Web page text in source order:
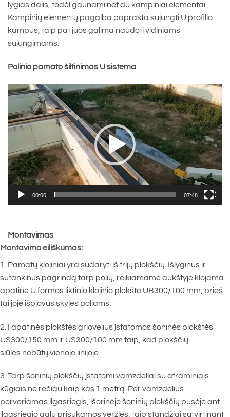
lygias dalis, todėl gaunami net du kampiniai elementai.
Kampinių elementų pagalba paprasta sujungti U profilio
kampus, taip pat juos galima naudoti vidiniams
sujungimams.
Polinio pamato šiltinimas U sistema
Video
grotuvas
00:00 07:48
Montavimas
Montavimo eiliškumas:
1. Pamatų klojiniai yra sudaryti iš trijų plokščių. Išlyginus ir
sutankinus pagrindą tarp polių, reikiamame aukštyje klojama
apatinė U formos liktinio klojinio plokštė UB300/100 mm, prieš
tai joje išpjovus skyles poliams.
2. Į apatinės plokštės griovelius įstatomos šoninės plokštės
US300/150 mm ir US300/100 mm taip, kad plokščių
siūlės nebūtų vienoje linijoje.
3. Tarp šoninių plokščių įstatomi vamzdeliai su atraminiais
kūgiais ne rečiau kaip kas 1 metrą. Per vamzdelius
perveriamas ilgasriegis, išorinėje šoninių plokščių pusėje ant
ilgasriegio galų prisukamos veržlės, taip standžiai sutvirtinant